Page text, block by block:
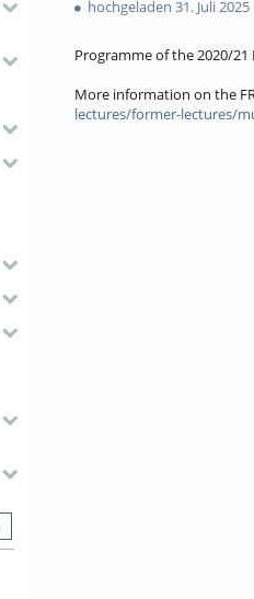
hochgeladen 31. Juli 2025
Programme of the 2020/21
More information on the
lectures/former-lectures/